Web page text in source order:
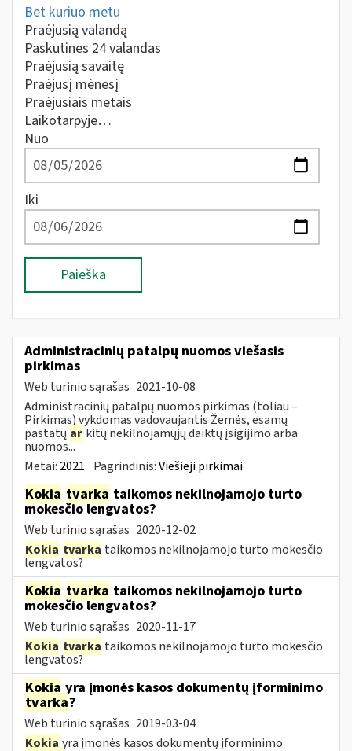
Bet kuriuo metu
Praėjusią valandą
Paskutines 24 valandas
Praėjusią savaitę
Praėjusį mėnesį
Praėjusiais metais
Laikotarpyje…
Nuo
Iki
Paieška
Administracinių patalpų nuomos viešasis
pirkimas
Web turinio sąrašas 2021-10-08
Administracinių patalpų nuomos pirkimas (toliau –
Pirkimas) vykdomas vadovaujantis Žemės, esamų
pastatų ar kitų nekilnojamųjų daiktų įsigijimo arba
nuomos...
Metai: 2021 Pagrindinis:Viešieji pirkimai
Kokia tvarka taikomos nekilnojamojo turto
mokesčio lengvatos?
Web turinio sąrašas 2020-12-02
Kokia tvarka taikomos nekilnojamojo turto mokesčio
lengvatos?
Kokia tvarka taikomos nekilnojamojo turto
mokesčio lengvatos?
Web turinio sąrašas 2020-11-17
Kokia tvarka taikomos nekilnojamojo turto mokesčio
lengvatos?
Kokia yra įmonės kasos dokumentų įforminimo
tvarka?
Web turinio sąrašas 2019-03-04
Kokia yra įmonės kasos dokumentų įforminimo